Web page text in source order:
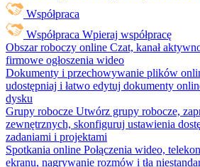
Współpraca
Współpraca Wpieraj współpracę
Obszar roboczy online Czat, kanał
firmowe ogłoszenia wideo
Dokumenty i przechowywanie plików
udostępniaj i łatwo edytuj dokumenty
dysku
Grupy robocze Utwórz grupy robocze,
zewnętrznych, skonfiguruj ustawienia
zadaniami i projektami
Spotkania online Połączenia wideo,
ekranu, nagrywanie rozmów i tła